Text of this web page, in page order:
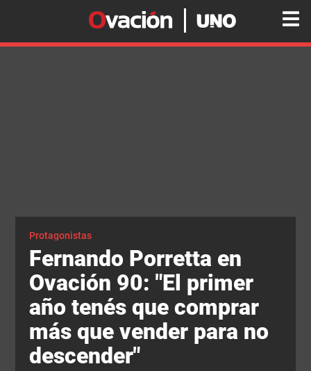
Protagonistas
Fernando Porretta en
Ovación 90: "El primer
año tenés que comprar
más que vender para no
descender"